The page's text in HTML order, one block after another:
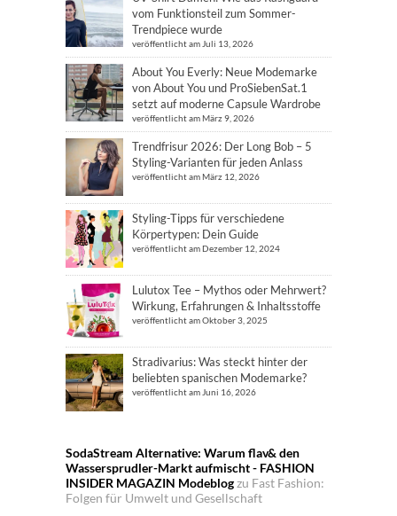
vom Funktionsteil zum Sommer-
Trendpiece wurde
veröffentlicht am Juli 13, 2026
About You Everly: Neue Modemarke
von About You und ProSiebenSat.1
setzt auf moderne Capsule Wardrobe
veröffentlicht am März 9, 2026
Trendfrisur 2026: Der Long Bob – 5
Styling-Varianten für jeden Anlass
veröffentlicht am März 12, 2026
Styling-Tipps für verschiedene
Körpertypen: Dein Guide
veröffentlicht am Dezember 12, 2024
Lulutox Tee – Mythos oder Mehrwert?
Wirkung, Erfahrungen & Inhaltsstoffe
veröffentlicht am Oktober 3, 2025
Stradivarius: Was steckt hinter der
beliebten spanischen Modemarke?
veröffentlicht am Juni 16, 2026
SodaStream Alternative: Warum flav& den
Wassersprudler-Markt aufmischt - FASHION
INSIDER MAGAZIN Modeblogzu Fast Fashion:
Folgen für Umwelt und Gesellschaft